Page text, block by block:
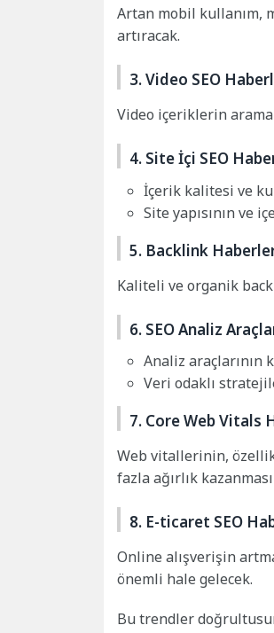
Artan mobil kullanım,
artıracak.
3. Video SEO
Video içeriklerin
4. Site İçi SEO
İçerik kalitesi ve
Site yapısının ve
5. Backlink
Kaliteli ve organik
6. SEO Analiz
Analiz araçlarının
Veri odaklı
7. Core Web Vitals
Web vitallerinin,
fazla ağırlık
8. E-ticaret SEO
Online alışverişin
önemli hale gelecek.
Bu trendler